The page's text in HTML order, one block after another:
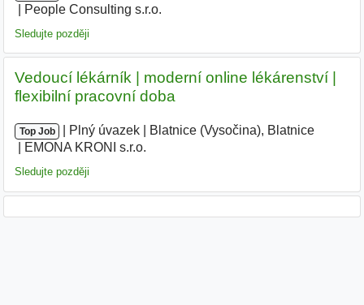
People Consulting s.r.o.
Sledujte později
Vedoucí lékárník | moderní online lékárenství |
flexibilní pracovní doba
Top Job Plný úvazek Blatnice (Vysočina), Blatnice
EMONA KRONI s.r.o.
Sledujte později